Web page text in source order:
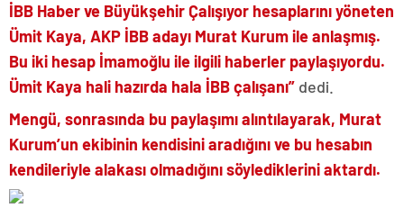
İBB Haber ve Büyükşehir Çalışıyor hesaplarını yöneten
Ümit Kaya, AKP İBB adayı Murat Kurum ile anlaşmış.
Bu iki hesap İmamoğlu ile ilgili haberler paylaşıyordu.
Ümit Kaya hali hazırda hala İBB çalışanı” dedi.
Mengü, sonrasında bu paylaşımı alıntılayarak, Murat
Kurum’un ekibinin kendisini aradığını ve bu hesabın
kendileriyle alakası olmadığını söylediklerini aktardı.